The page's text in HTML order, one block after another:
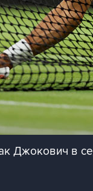
Джокович в